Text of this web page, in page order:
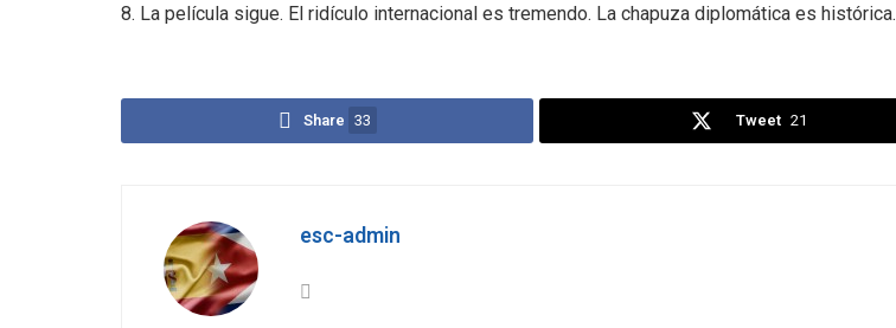
8. La película sigue. El ridículo internacional es tremendo. La chapuza diplomática es histórica.
Share 33 Tweet 21
esc-admin